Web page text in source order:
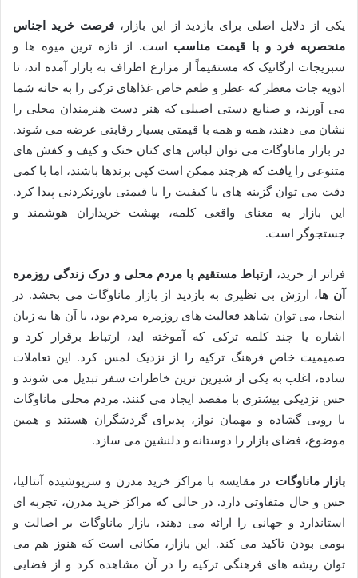
یکی از دلایل اصلی برای بازدید از این بازار،فرصت خرید اجناس
منحصربه فرد و با قیمت مناسب است. از تازه ترین میوه ها و
سبزیجات ارگانیک که مستقیماً از مزارع اطراف به بازار آمده اند، تا
ادویه جات معطر که عطر و طعم خاص غذاهای ترکی را به خانه شما
می آورند، و صنایع دستی اصیلی که هنر دست هنرمندان محلی را
نشان می دهند، همه و همه با قیمتی بسیار رقابتی عرضه می شوند.
در بازار ماناوگات می توان لباس های کتان خنک و کیف و کفش های
متنوعی را یافت که هرچند ممکن است کپی برندها باشند، اما با کمی
دقت می توان گزینه های با کیفیت را با قیمتی باورنکردنی پیدا کرد.
این بازار به معنای واقعی کلمه، بهشت خریداران هوشمند و
جستجوگر است.
فراتر از خرید،
ارتباط مستقیم با مردم محلی و درک زندگی روزمره
آن ها، ارزش بی نظیری به بازدید از بازار ماناوگات می بخشد. در
اینجا، می توان شاهد فعالیت های روزمره مردم بود، با آن ها به زبان
اشاره یا چند کلمه ترکی که آموخته اید، ارتباط برقرار کرد و
صمیمیت خاص فرهنگ ترکیه را از نزدیک لمس کرد. این تعاملات
ساده، اغلب به یکی از شیرین ترین خاطرات سفر تبدیل می شوند و
حس نزدیکی بیشتری با مقصد ایجاد می کنند. مردم محلی ماناوگات
با رویی گشاده و مهمان نواز، پذیرای گردشگران هستند و همین
موضوع، فضای بازار را دوستانه و دلنشین می سازد.
بازار ماناوگات در مقایسه با مراکز خرید مدرن و سرپوشیده آنتالیا،
حس و حال متفاوتی دارد. در حالی که مراکز خرید مدرن، تجربه ای
استاندارد و جهانی را ارائه می دهند، بازار ماناوگات بر اصالت و
بومی بودن تاکید می کند. این بازار، مکانی است که هنوز هم می
توان ریشه های فرهنگی ترکیه را در آن مشاهده کرد و از فضایی